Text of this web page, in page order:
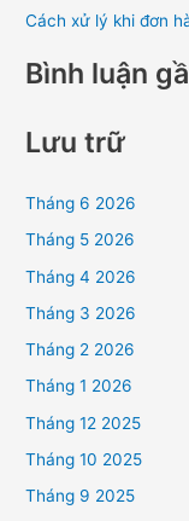
Cách xử lý khi đơn
Bình luận
Lưu trữ
Tháng 6 2026
Tháng 5 2026
Tháng 4 2026
Tháng 3 2026
Tháng 2 2026
Tháng 1 2026
Tháng 12 2025
Tháng 10 2025
Tháng 9 2025